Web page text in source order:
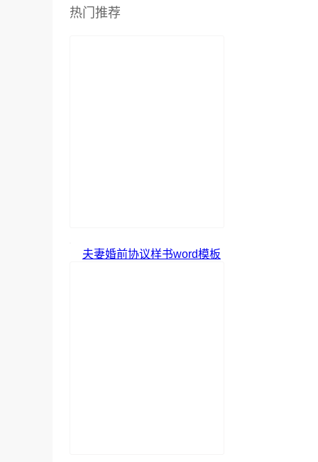
热门推荐
夫妻婚前协议样书word模板